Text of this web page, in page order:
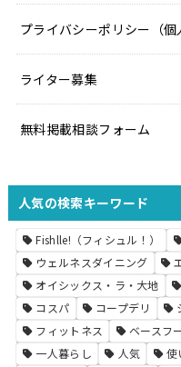
プライバシーポリシー（
ライター募集
無料掲載相談フォーム
人気の検索キーワード
Fishlle!（フィシュル！）
ウェルネスダイニング
オイシックス・ラ・大地
コスパ
コープデリ
フィットネス
ベースフ
一人暮らし
人気 使